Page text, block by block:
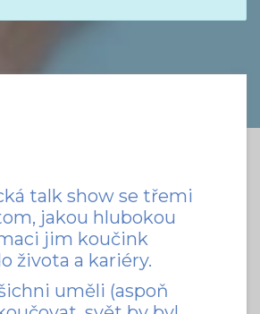
talk show se třemi
jakou hlubokou
jim koučink
života a kariéry.
uměli (aspoň